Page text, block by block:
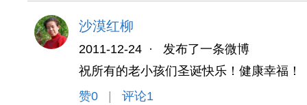
沙漠红柳
2011-12-24 ·
发布了一条微博
祝所有的老小孩们圣诞快乐！健康幸福！
赞0 评论1